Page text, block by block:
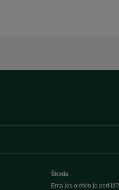
Škoda
Entä jos oletkin jo perillä?